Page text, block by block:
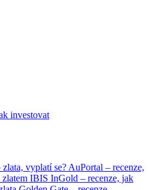
investovat
vyplatí se? AuPortal – recenze,
IBIS InGold – recenze, jak